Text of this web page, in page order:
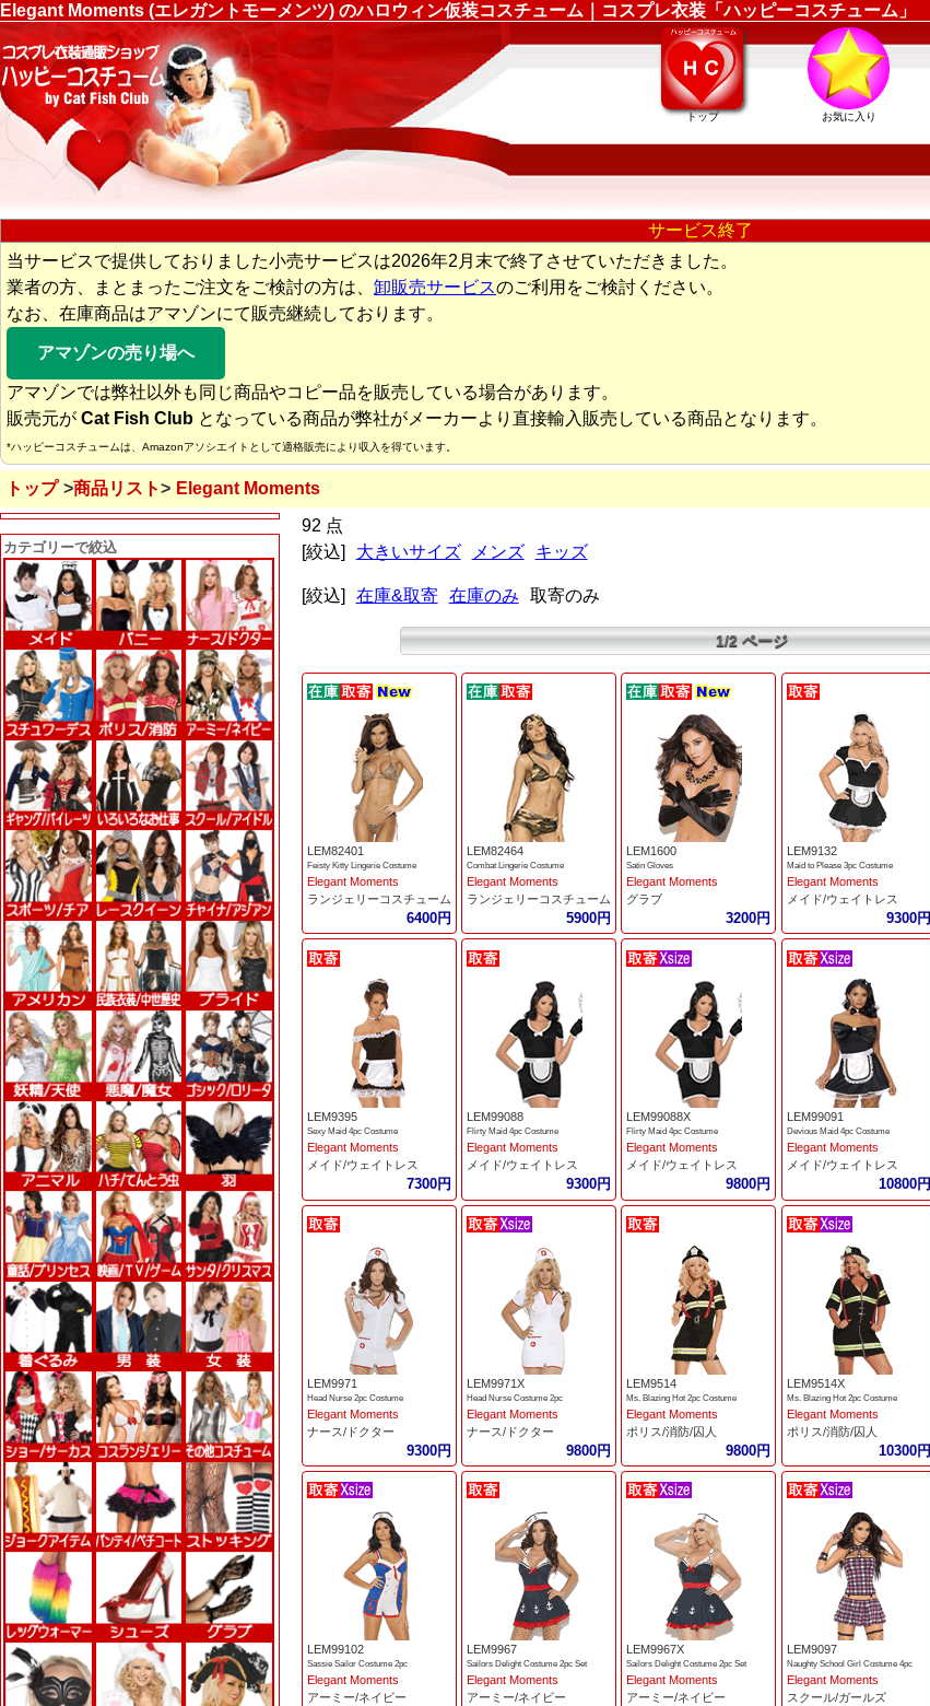
Elegant Moments (エレガントモーメンツ) のハロウィン仮装コスチューム｜コスプレ衣装「ハッピーコスチューム」
トップ お気に入り
サービス終了
当サービスで提供しておりました小売サービスは2026年2月末で終了させていただきました。
業者の方、まとまったご注文をご検討の方は、 卸販売サービスのご利用をご検討ください。
なお、在庫商品はアマゾンにて販売継続しております。
アマゾンの売り場へ
アマゾンでは弊社以外も同じ商品やコピー品を販売している場合があります。
販売元が Cat Fish Club となっている商品が弊社がメーカーより直接輸入販売している商品となります。
*ハッピーコスチュームは、Amazonアソシエイトとして適格販売により収入を得ています。
トップ 商品リスト Elegant Moments
カテゴリーで絞込
92 点
[絞込]
大きいサイズ メンズ キッズ
[絞込] 在庫&取寄 在庫のみ 取寄のみ
1/2 ページ
LEM82401
Feisty Kitty Lingerie Costume
Elegant Moments
ランジェリーコスチューム
6400円
LEM82464
Combat Lingerie Costume
Elegant Moments
ランジェリーコスチューム
5900円
LEM1600
Satin Gloves
Elegant Moments
グラブ
3200円
LEM9132
Maid to Please 3pc Costume
Elegant Moments
メイド/ウェイトレス
9300円
LEM9395
Sexy Maid 4pc Costume
Elegant Moments
メイド/ウェイトレス
7300円
LEM99088
Flirty Maid 4pc Costume
Elegant Moments
メイド/ウェイトレス
9300円
LEM99088X
Flirty Maid 4pc Costume
Elegant Moments
メイド/ウェイトレス
9800円
LEM99091
Devious Maid 4pc Costume
Elegant Moments
メイド/ウェイトレス
10800円
LEM9971
Head Nurse 2pc Costume
Elegant Moments
ナース/ドクター
9300円
LEM9971X
Head Nurse Costume 2pc
Elegant Moments
ナース/ドクター
9800円
LEM9514
Ms. Blazing Hot 2pc Costume
Elegant Moments
ポリス/消防/囚人
9800円
LEM9514X
Ms. Blazing Hot 2pc Costume
Elegant Moments
ポリス/消防/囚人
10300円
LEM99102
Sassie Sailor Costume 2pc
Elegant Moments
アーミー/ネイビー
LEM9967
Sailors Delight Costume 2pc Set
Elegant Moments
アーミー/ネイビー
LEM9967X
Sailors Delight Costume 2pc Set
Elegant Moments
アーミー/ネイビー
LEM9097
Naughty School Girl Costume 4pc
Elegant Moments
スクール/ガールズ